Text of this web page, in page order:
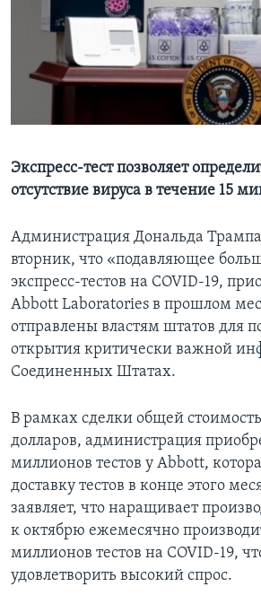
Learning English
СОЦИАЛЬНЫЕ СЕТИ
Языки
Экспресс-тест позволяет
отсутствие вируса в течение 15
Администрация Дональда
вторник, что «подавляющее
экспресс-тестов на COVID-19,
Abbott Laboratories в прошлом
отправлены властям штатов для
открытия критически важной
Соединенных Штатах.
В рамках сделки общей
долларов, администрация
миллионов тестов у Abbott,
доставку тестов в конце этого
заявляет, что наращивает
к октябрю ежемесячно
миллионов тестов на COVID-19,
удовлетворить высокий спрос.